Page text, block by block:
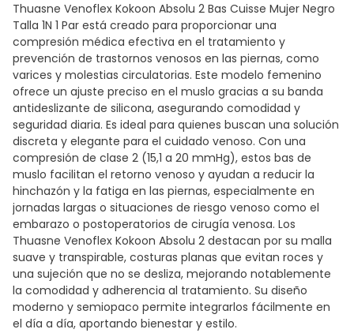
Thuasne Venoflex Kokoon Absolu 2 Bas Cuisse Mujer Negro
Talla 1N 1 Par está creado para proporcionar una
compresión médica efectiva en el tratamiento y
prevención de trastornos venosos en las piernas, como
varices y molestias circulatorias. Este modelo femenino
ofrece un ajuste preciso en el muslo gracias a su banda
antideslizante de silicona, asegurando comodidad y
seguridad diaria. Es ideal para quienes buscan una solución
discreta y elegante para el cuidado venoso. Con una
compresión de clase 2 (15,1 a 20 mmHg), estos bas de
muslo facilitan el retorno venoso y ayudan a reducir la
hinchazón y la fatiga en las piernas, especialmente en
jornadas largas o situaciones de riesgo venoso como el
embarazo o postoperatorios de cirugía venosa. Los
Thuasne Venoflex Kokoon Absolu 2 destacan por su malla
suave y transpirable, costuras planas que evitan roces y
una sujeción que no se desliza, mejorando notablemente
la comodidad y adherencia al tratamiento. Su diseño
moderno y semiopaco permite integrarlos fácilmente en
el día a día, aportando bienestar y estilo.